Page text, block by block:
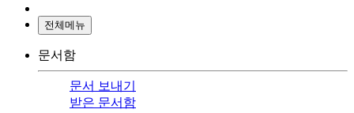
전체메뉴
문서함
문서 보내기
받은 문서함